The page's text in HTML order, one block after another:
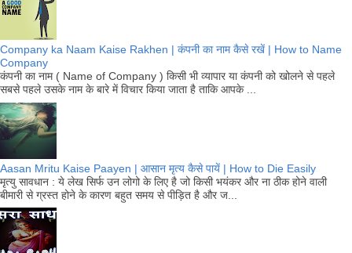
Company ka Naam Kaise Rakhen | कंपनी का नाम कैसे रखें | How to Name
Company
कंपनी का नाम ( Name of Company ) किसी भी व्यापार या कंपनी को खोलने से पहले
सबसे पहले उसके नाम के बारे में विचार किया जाता है ताकि आपके ...
Aasan Mritu Kaise Paayen | आसान मृत्य कैसे पायें | How to Die Easily
मृत्यु सावधान : ये लेख सिर्फ उन लोगो के लिए है जो किसी भयंकर और ना ठीक होने वाली
बीमारी से ग्रस्त होने के कारण बहुत समय से पीड़ित है और ज...